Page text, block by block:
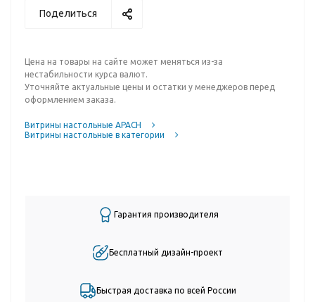
Поделиться
Цена на товары на сайте может меняться из-за
нестабильности курса валют.
Уточняйте актуальные цены и остатки у менеджеров перед
оформлением заказа.
Витрины настольные APACH
Витрины настольные в категории
Гарантия производителя
Бесплатный дизайн-проект
Быстрая доставка по всей России